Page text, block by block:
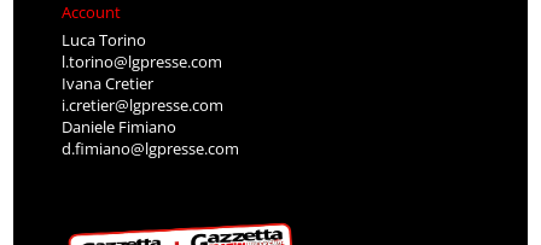
Account
Luca Torino
l.torino@lgpresse.com
Ivana Cretier
i.cretier@lgpresse.com
Daniele Fimiano
d.fimiano@lgpresse.com